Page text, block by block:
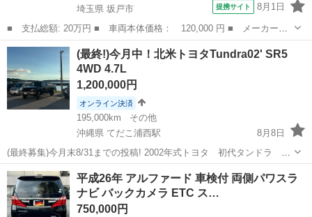
埼玉県 坂戸市
提携サイト 8月1日
■ 支払総額: 20万円 ■ 車両本体価格： 120,000 円 ■ メーカー
名： トヨタ ■ 車種名： マークIIブリット ■ グレード名： ２．
０ｉＲ ３５ｔｈアニバーサリーナビパック ユーザー買取車 特別
仕様車 純正...
埼玉 坂戸市 その他
(最終!)今月中！北米トヨタTundra02' SR5
4WD 4.7L
1,200,000円
オンライン決済
195,000km
その他
沖縄県 てだこ浦西駅
8月8日
(最終募集)今月末8/31までの投稿! 2002年式トヨタ 初代タンドラ
4.7L/4WDです。 生活パターンが変わり、別の車種へ乗り換えを検討し
ている為、今回出品しました。 車両の情報は以下になります。 年
式/2002...
沖縄 中頭郡 てだこ浦西駅 トヨタ
平成26年 アルファード 車検付 両側パワスラ
ナビ バックカメラ ETC ス…
750,000円